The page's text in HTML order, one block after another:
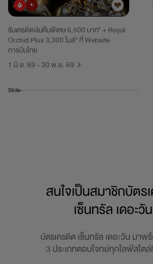
ยอดนิยมมาใหม่
รับเครดิตเงินคืนพิเศษ 6,500 บาท* + Royal
Orchid Plus 3,300 ไมล์* ที่ Website
การบินไทย
1 มิ.ย. 69 - 30 พ.ย. 69
Slide
สนใจเป็นสมาชิกบัตร
เซ็นทรัล เดอะวัน
บัตรเครดิต เซ็นทรัล เดอะวัน มา
3 ประเภทตอบโจทย์ทุกไลฟ์สไต